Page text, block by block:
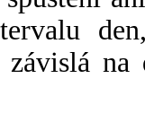
závislá na